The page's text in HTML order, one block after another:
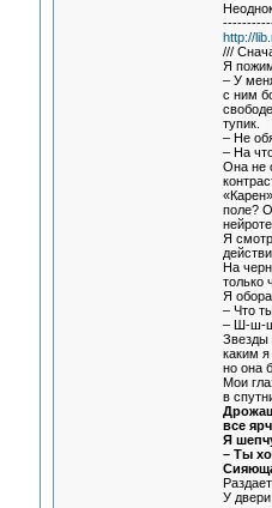
http://
///
Я
– У
с ним
тупик.
– Не
– На
Она не
поле?
Я
На
только
Я
– Что
– Ш-ш-
Звезды
каким
но она
Мои
в
все
Я
– Ты
У